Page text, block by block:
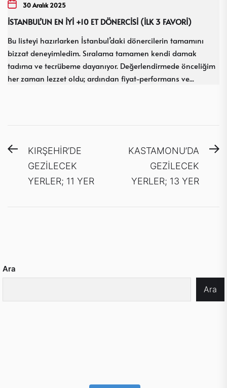
30 Aralık 2025
İSTANBUL’UN EN İYİ +10 ET DÖNERCİSİ (İLK 3 FAVORİ)
Bu listeyi hazırlarken İstanbul’daki dönercilerin tamamını
bizzat deneyimledim. Sıralama tamamen kendi damak
tadıma ve tecrübeme dayanıyor. Değerlendirmede önceliğim
her zaman lezzet oldu; ardından fiyat-performans ve...
Yazı
gezinmesi
PreviousKIRŞEHİR’DE
GEZİLECEK
YERLER; 11 YER
KASTAMONU’DA
GEZİLECEK
YERLER; 13 YER
Ara
Ara